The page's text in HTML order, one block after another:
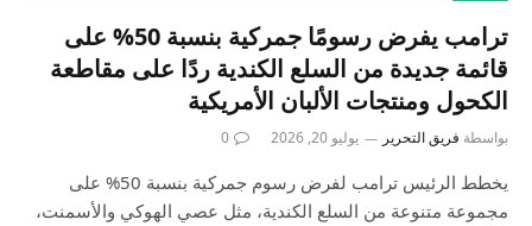
ترامب يفرض رسومًا جمركية بنسبة 50% على
قائمة جديدة من السلع الكندية ردًا على مقاطعة
الكحول ومنتجات الألبان الأمريكية
بواسطة فريق التحرير يوليو 20, 2026 0
يخطط الرئيس ترامب لفرض رسوم جمركية بنسبة 50% على
مجموعة متنوعة من السلع الكندية، مثل عصي الهوكي والأسمنت،